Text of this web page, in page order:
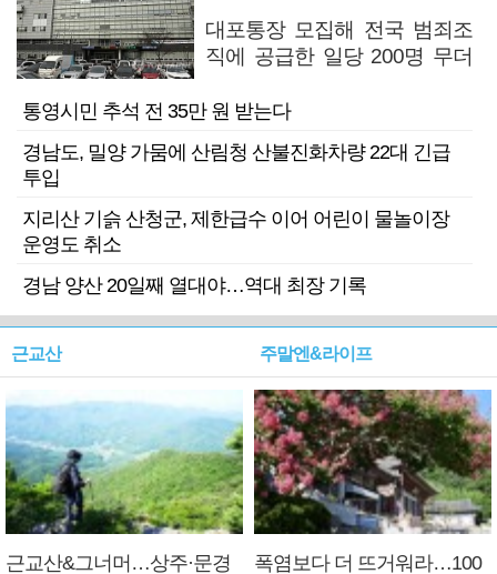
대포통장 모집해 전국 범죄조
직에 공급한 일당 200명 무더
통영시민 추석 전 35만 원 받는다
경남도, 밀양 가뭄에 산림청 산불진화차량 22대 긴급
투입
지리산 기슭 산청군, 제한급수 이어 어린이 물놀이장
운영도 취소
경남 양산 20일째 열대야…역대 최장 기록
근교산
근교산&그너머…상주·문경
주말엔&라이프
폭염보다 더 뜨거워라…100